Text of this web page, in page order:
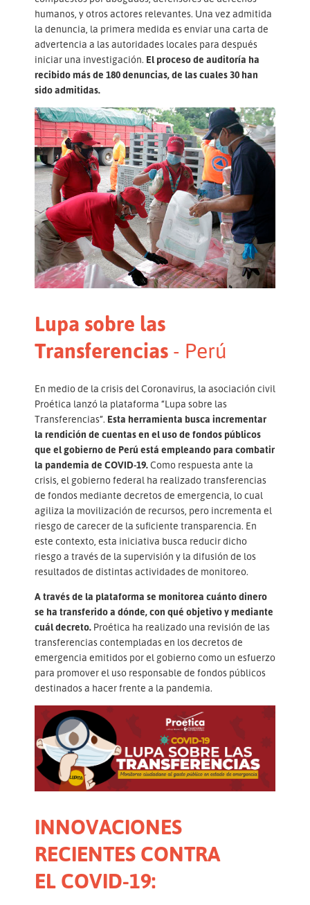
humanos, y otros actores relevantes. Una vez admitida
la denuncia, la primera medida es enviar una carta de
advertencia a las autoridades locales para después
iniciar una investigación. El proceso de auditoría ha
recibido más de 180 denuncias, de las cuales 30 han
sido admitidas.
Lupa sobre las
Transferencias - Perú
En medio de la crisis del Coronavirus, la asociación civil
Proética lanzó la plataforma “Lupa sobre las
Transferencias”. Esta herramienta busca incrementar
la rendición de cuentas en el uso de fondos públicos
que el gobierno de Perú está empleando para combatir
la pandemia de COVID-19.Como respuesta ante la
crisis, el gobierno federal ha realizado transferencias
de fondos mediante decretos de emergencia, lo cual
agiliza la movilización de recursos, pero incrementa el
riesgo de carecer de la suficiente transparencia. En
este contexto, esta iniciativa busca reducir dicho
riesgo a través de la supervisión y la difusión de los
resultados de distintas actividades de monitoreo.
A través de la plataforma se monitorea cuánto dinero
se ha transferido a dónde, con qué objetivo y mediante
cuál decreto. Proética ha realizado una revisión de las
transferencias contempladas en los decretos de
emergencia emitidos por el gobierno como un esfuerzo
para promover el uso responsable de fondos públicos
destinados a hacer frente a la pandemia.
INNOVACIONES
RECIENTES CONTRA
EL COVID-19: